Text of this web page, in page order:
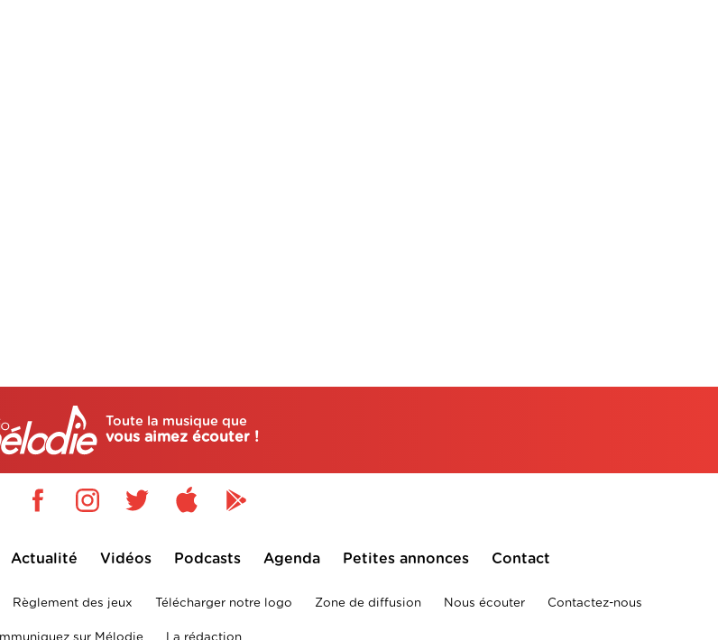
Toute la musique que
vous aimez écouter !
Actualité Vidéos Podcasts Agenda Petites annonces Contact
Règlement des jeux Télécharger notre logo Zone de diffusion Nous écouter Contactez-nous
sur Mélodie La rédaction